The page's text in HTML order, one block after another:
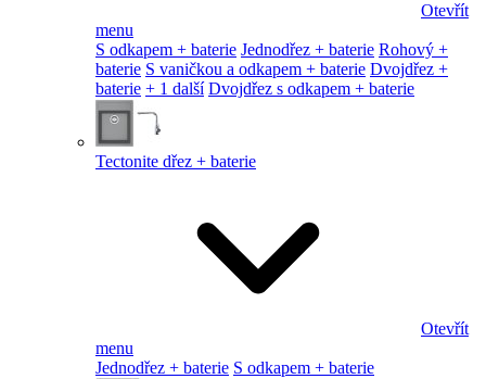
Otevřít
menu
S odkapem + baterie Jednodřez + baterie Rohový +
baterie S vaničkou a odkapem + baterie Dvojdřez +
baterie + 1 další Dvojdřez s odkapem + baterie
Tectonite dřez + baterie
Otevřít
menu
Jednodřez + baterie S odkapem + baterie